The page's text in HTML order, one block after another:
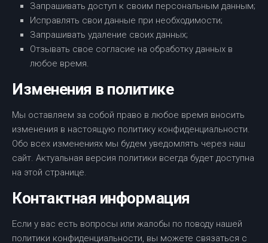
Запрашивать доступ к своим персональным данным;
Исправлять свои данные при необходимости;
Запрашивать удаление своих данных;
Отзывать свое согласие на обработку данных в
любое время.
Изменения в политике
Мы оставляем за собой право в любое время вносить
изменения в настоящую политику конфиденциальности.
Обо всех изменениях мы будем уведомлять через наш
сайт. Актуальная версия политики всегда будет доступна
на этой странице.
Контактная информация
Если у вас есть вопросы или жалобы по поводу нашей
политики конфиденциальности, вы можете связаться с